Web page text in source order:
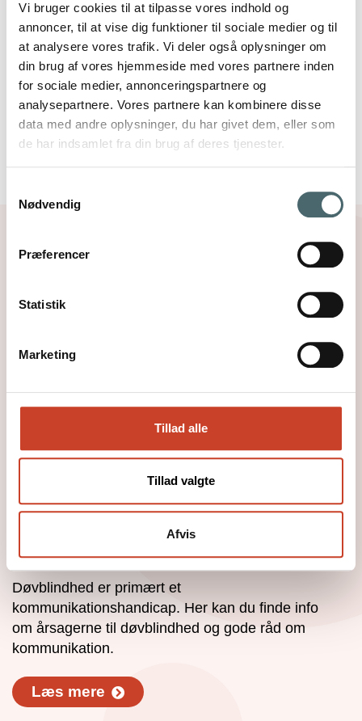
Vi bruger cookies til at tilpasse vores indhold og
annoncer, til at vise dig funktioner til sociale medier og til
at analysere vores trafik. Vi deler også oplysninger om
din brug af vores hjemmeside med vores partnere inden
for sociale medier, annonceringspartnere og
analysepartnere. Vores partnere kan kombinere disse
data med andre oplysninger, du har givet dem, eller som
de har indsamlet fra din brug af deres tjenester.
Nødvendig
Præferencer
Statistik
Marketing
Tillad alle
Tillad valgte
Afvis
Viden om
Døvblindhed er primært et
kommunikationshandicap. Her kan du finde info
om årsagerne til døvblindhed og gode råd om
kommunikation.
Læs mere